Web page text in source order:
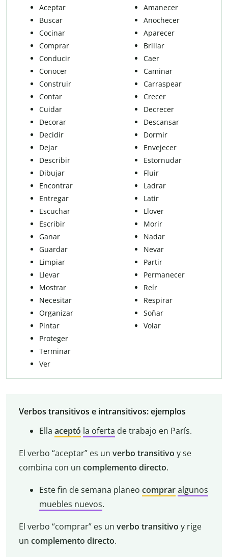
Aceptar
Buscar
Cocinar
Comprar
Conducir
Conocer
Construir
Contar
Cuidar
Decorar
Decidir
Dejar
Describir
Dibujar
Encontrar
Entregar
Escuchar
Escribir
Ganar
Guardar
Limpiar
Llevar
Mostrar
Necesitar
Organizar
Pintar
Proteger
Terminar
Ver
Amanecer
Anochecer
Aparecer
Brillar
Caer
Caminar
Carraspear
Crecer
Decrecer
Descansar
Dormir
Envejecer
Estornudar
Fluir
Ladrar
Latir
Llover
Morir
Nadar
Nevar
Partir
Permanecer
Reír
Respirar
Soñar
Volar
Verbos transitivos e intransitivos: ejemplos
Ella aceptó la oferta de trabajo en París.
El verbo “aceptar” es un verbo transitivo y se
combina con un complemento directo.
Este fin de semana planeo compraralgunos
muebles nuevos.
El verbo “comprar” es un verbo transitivo y rige
un complemento directo.